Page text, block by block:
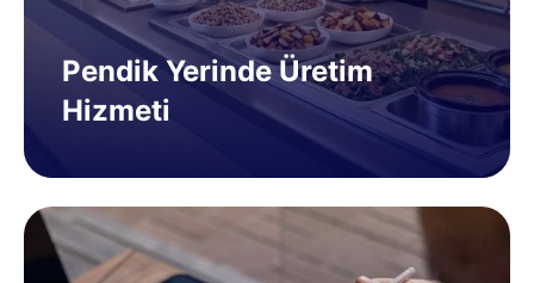
Pendik Yerinde Üretim
Hizmeti